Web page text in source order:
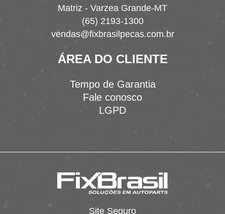
Matriz - Varzea Grande-MT
(65) 2193-1300
vendas@fixbrasilpecas.com.br
ÁREA DO CLIENTE
Tempo de Garantia
Fale conosco
LGPD
Site Seguro